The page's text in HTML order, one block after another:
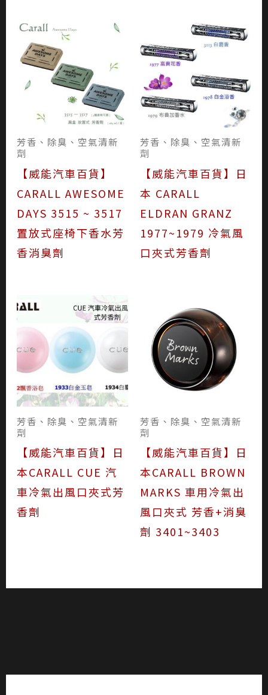
芳香、除臭、空氣清新
劑
【威能汽車百貨】
CARALL AWESOME
DAYS 3515 ~ 3517
置放式座椅下香水芳
香消臭劑
芳香、除臭、空氣清新
劑
【威能汽車百貨】日
本 CARALL
ELDRAN GRANZ
1977~1979 冷氣風
口夾式芳香劑
芳香、除臭、空氣清新
劑
【威能汽車百貨】日
本CARALL CUE 汽
車冷氣出風口夾式芳
香劑
芳香、除臭、空氣清新
劑
【威能汽車百貨】日
本CARALL BROWN
MARKS 車用冷氣出
風口夾式 芳香+消臭
劑 3401~3403